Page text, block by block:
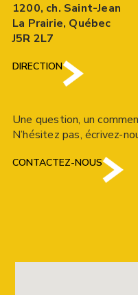
1200, ch. Saint-Jean
La Prairie, Québec
J5R 2L7
DIRECTION
Une question, un
N’hésitez pas, écrivez-
CONTACTEZ-NOUS